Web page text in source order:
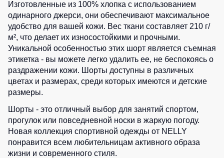
жилеты
Комбинезоны
Батники
/
Толстовки
Батники
на
молнии
Свитшоты
Худи
Изготовленные из 100% хлопка с использованием
одинарного джерси, они обеспечивают максимальное
удобство для вашей кожи. Вес ткани составляет 210 г/
м², что делает их износостойкими и прочными.
Уникальной особенностью этих шорт является съемная
этикетка - вы можете легко удалить ее, не беспокоясь о
раздражении кожи. Шорты доступны в различных
цветах и размерах, среди которых имеются и детские
размеры.
Шорты - это отличный выбор для занятий спортом,
прогулок или повседневной носки в жаркую погоду.
Новая коллекция спортивной одежды от NELLY
понравится всем любительницам активного образа
жизни и современного стиля.